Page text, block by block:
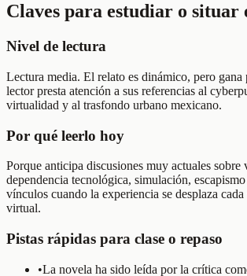
Claves para estudiar o situar
Nivel de lectura
Lectura media. El relato es dinámico, pero
lector presta atención a sus referencias al
virtualidad y al trasfondo urbano mexicano.
Por qué leerlo hoy
Porque anticipa discusiones muy actuales sobre
dependencia tecnológica, simulación,
vínculos cuando la experiencia se desplaza
virtual.
Pistas rápidas para clase o repaso
•La novela ha sido leída por la crítica